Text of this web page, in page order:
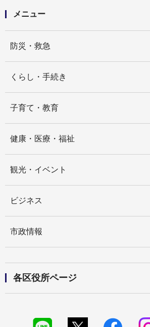
メニュー
防災・救急
くらし・手続き
子育て・教育
健康・医療・福祉
観光・イベント
ビジネス
市政情報
各区役所ページ